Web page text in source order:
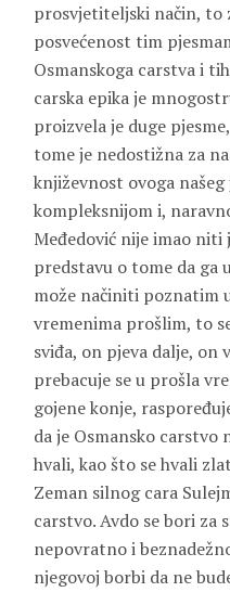
prosvjetiteljski način, to
posvećenost tim
Osmanskoga carstva i
carska epika je
proizvela je duge
tome je nedostižna za
književnost ovoga
kompleksnijom i,
Međedović nije imao niti
predstavu o tome da ga
može načiniti poznatim
vremenima prošlim, to
sviđa, on pjeva dalje, on
prebacuje se u prošla
gojene konje,
da je Osmansko
hvali, kao što se hvali
Zeman silnog cara
carstvo. Avdo se bori za
nepovratno i
njegovoj borbi da ne